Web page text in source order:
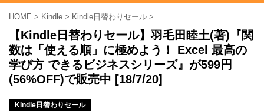
HOME > Kindle > Kindle日替わりセール >
【Kindle日替わりセール】羽毛田睦土(著)『関
数は「使える順」に極めよう！ Excel 最高の
学び方 できるビジネスシリーズ』が599円
(56%OFF)で販売中 [18/7/20]
Kindle日替わりセール